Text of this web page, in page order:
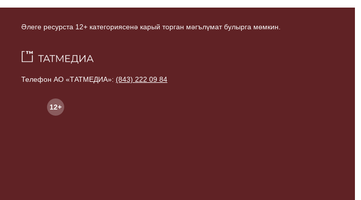
Әлеге ресурста 12+ категориясенә карый торган мәгълүмат булырга мөмкин.
Телефон АО «ТАТМЕДИА»: (843) 222 09 84
12+